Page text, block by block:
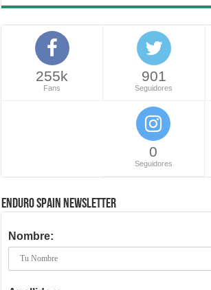
255k
Fans
901
Seguidores
0
Seguidores
ENDURO SPAIN NEWSLETTER
Nombre: